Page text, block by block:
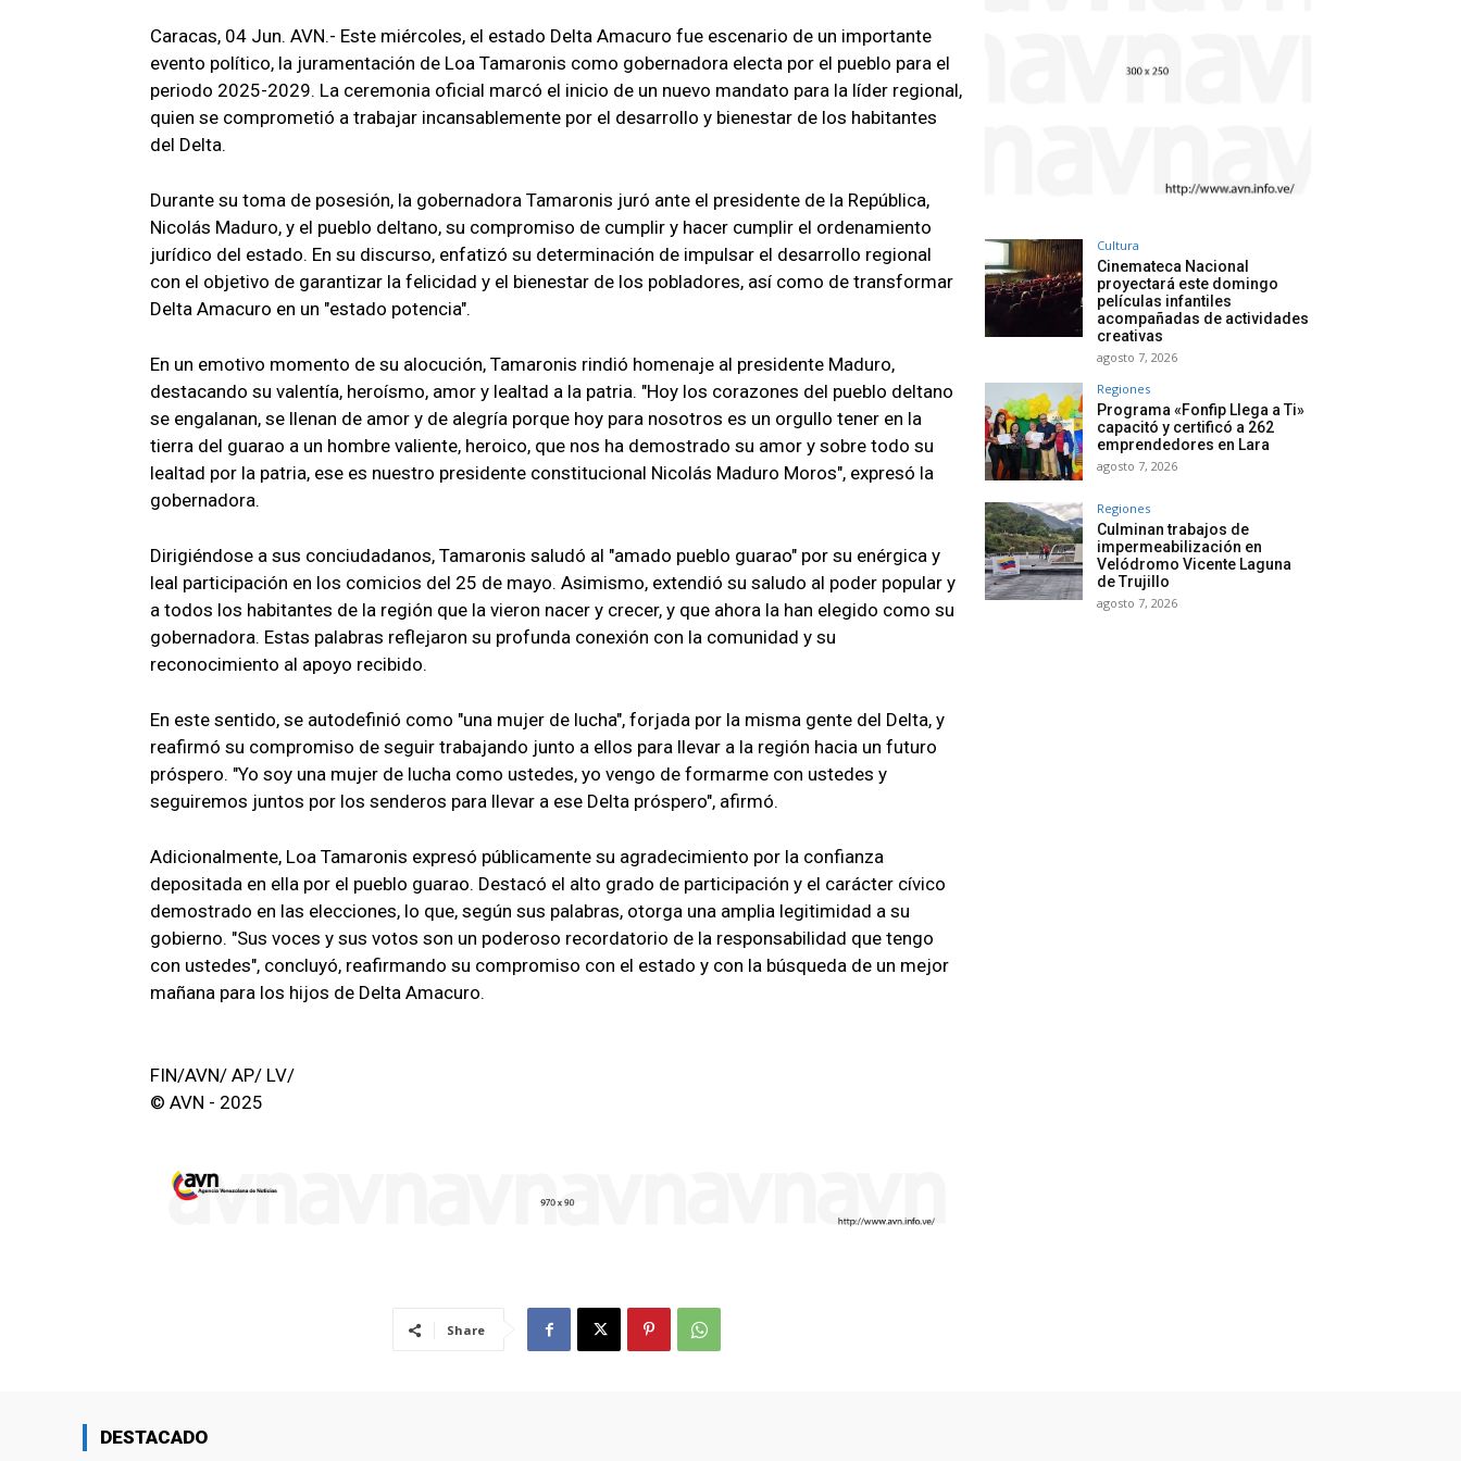
Caracas, 04 Jun. AVN.- Este miércoles, el estado Delta Amacuro fue escenario de un importante
evento político, la juramentación de Loa Tamaronis como gobernadora electa por el pueblo para el
periodo 2025-2029. La ceremonia oficial marcó el inicio de un nuevo mandato para la líder regional,
quien se comprometió a trabajar incansablemente por el desarrollo y bienestar de los habitantes
del Delta.
Durante su toma de posesión, la gobernadora Tamaronis juró ante el presidente de la República,
Nicolás Maduro, y el pueblo deltano, su compromiso de cumplir y hacer cumplir el ordenamiento
jurídico del estado. En su discurso, enfatizó su determinación de impulsar el desarrollo regional
con el objetivo de garantizar la felicidad y el bienestar de los pobladores, así como de transformar
Delta Amacuro en un "estado potencia".
En un emotivo momento de su alocución, Tamaronis rindió homenaje al presidente Maduro,
destacando su valentía, heroísmo, amor y lealtad a la patria. "Hoy los corazones del pueblo deltano
se engalanan, se llenan de amor y de alegría porque hoy para nosotros es un orgullo tener en la
tierra del guarao a un hombre valiente, heroico, que nos ha demostrado su amor y sobre todo su
lealtad por la patria, ese es nuestro presidente constitucional Nicolás Maduro Moros", expresó la
gobernadora.
Dirigiéndose a sus conciudadanos, Tamaronis saludó al "amado pueblo guarao" por su enérgica y
leal participación en los comicios del 25 de mayo. Asimismo, extendió su saludo al poder popular y
a todos los habitantes de la región que la vieron nacer y crecer, y que ahora la han elegido como su
gobernadora. Estas palabras reflejaron su profunda conexión con la comunidad y su
reconocimiento al apoyo recibido.
En este sentido, se autodefinió como "una mujer de lucha", forjada por la misma gente del Delta, y
reafirmó su compromiso de seguir trabajando junto a ellos para llevar a la región hacia un futuro
próspero. "Yo soy una mujer de lucha como ustedes, yo vengo de formarme con ustedes y
seguiremos juntos por los senderos para llevar a ese Delta próspero", afirmó.
Adicionalmente, Loa Tamaronis expresó públicamente su agradecimiento por la confianza
depositada en ella por el pueblo guarao. Destacó el alto grado de participación y el carácter cívico
demostrado en las elecciones, lo que, según sus palabras, otorga una amplia legitimidad a su
gobierno. "Sus voces y sus votos son un poderoso recordatorio de la responsabilidad que tengo
con ustedes", concluyó, reafirmando su compromiso con el estado y con la búsqueda de un mejor
mañana para los hijos de Delta Amacuro.
FIN/AVN/ AP/ LV/
© AVN - 2025
Share
Cultura
Cinemateca Nacional
proyectará este domingo
películas infantiles
acompañadas de actividades
creativas
agosto 7, 2026
Regiones
Programa «Fonfip Llega a Ti»
capacitó y certificó a 262
emprendedores en Lara
agosto 7, 2026
Regiones
Culminan trabajos de
impermeabilización en
Velódromo Vicente Laguna
de Trujillo
agosto 7, 2026
DESTACADO